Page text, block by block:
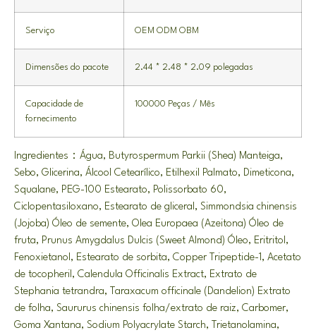
Serviço OEM ODM OBM
Dimensões do pacote 2.44 * 2.48 * 2.09 polegadas
Capacidade de
fornecimento
100000 Peças / Mês
Ingredientes：Água, Butyrospermum Parkii (Shea) Manteiga,
Sebo, Glicerina, Álcool Cetearílico, Etilhexil Palmato, Dimeticona,
Squalane, PEG-100 Estearato, Polissorbato 60,
Ciclopentasiloxano, Estearato de gliceral, Simmondsia chinensis
(Jojoba) Óleo de semente, Olea Europaea (Azeitona) Óleo de
fruta, Prunus Amygdalus Dulcis (Sweet Almond ) Óleo, Eritritol,
Fenoxietanol, Estearato de sorbita, Copper Tripeptide-1 , Acetato
de tocopheril, Calendula Officinalis Extract, Extrato de
Stephania tetrandra, Taraxacum officinale (Dandelion) Extrato
de folha, Saururus chinensis folha/extrato de raiz, Carbomer,
Goma Xantana, Sodium Polyacrylate Starch, Trietanolamina,